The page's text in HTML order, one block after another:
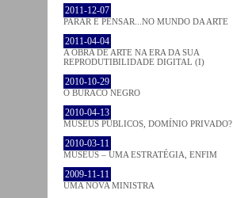
2011-12-07
PARAR E PENSAR...NO MUNDO DA ARTE
2011-04-04
A OBRA DE ARTE NA ERA DA SUA
REPRODUTIBILIDADE DIGITAL (I)
2010-10-29
O BURACO NEGRO
2010-04-13
MUSEUS PÚBLICOS, DOMÍNIO PRIVADO?
2010-03-11
MUSEUS – UMA ESTRATÉGIA, ENFIM
2009-11-11
UMA NOVA MINISTRA